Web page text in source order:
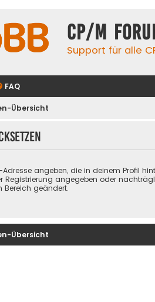
CP/M
Support für alle
FAQ
Übersicht
angeben, die in deinem Profil
Registrierung angegeben oder
Bereich geändert.
Übersicht